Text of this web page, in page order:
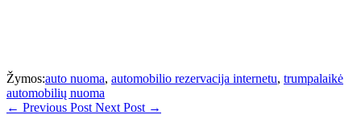
Žymos:auto nuoma, automobilio rezervacija internetu, trumpalaikė
automobilių nuoma
← Previous Post Next Post →